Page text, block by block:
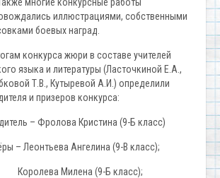
иллюстрациями, собственными
боевых наград.
конкурса жюри в составе учителей
языка и литературы (Ласточкиной Е.А.,
Т.В., Кутыревой А.И.) определили
и призеров конкурса:
– Фролова Кристина (9-Б класс)
– Леонтьева Ангелина (9-В класс);
Милена (9-Б класс);